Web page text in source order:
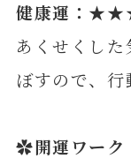
健康運：
あくせくし
ぼすので、
✿開運ワーク